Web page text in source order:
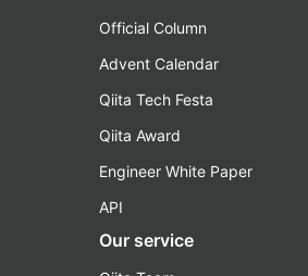
Official Column
Advent Calendar
Qiita Tech Festa
Qiita Award
Engineer White Paper
API
Our service